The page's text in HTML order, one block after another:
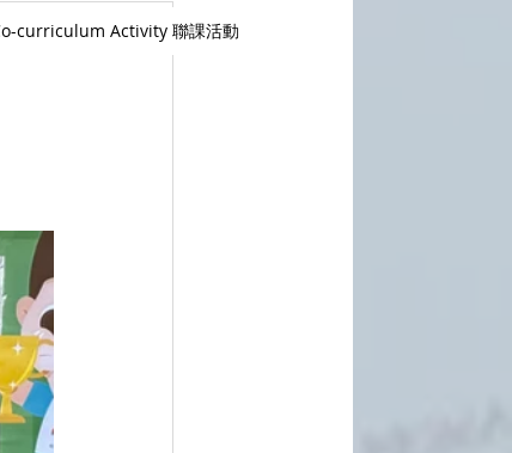
curriculum Activity 聯課活動